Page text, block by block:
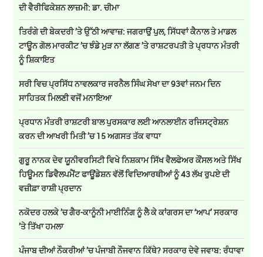
ਦੀ ਵੈਰੀਫਿਕੇਸ਼ਨ ਲਾਜ਼ਮੀ: ਡਾ. ਚੀਮਾ
ਤਿਰੰਗੇ ਦੀ ਬੇਕਦਰੀ ’ਤੇ ਉੱਠੀ ਆਵਾਜ਼: ਜਗਰਾਉਂ ਪੁਲ, ਸਿੱਧਵਾਂ ਕੈਨਾਲ ਤੇ ਮਾਡਲ
ਟਾਊਨ ਗੋਲ ਮਾਰਕੀਟ ’ਚ ਝੰਡੇ ਮੁੜ ਨਾ ਲੱਗਣ ’ਤੇ ਰਾਸ਼ਟਰਪਤੀ ਤੇ ਪ੍ਰਧਾਨ ਮੰਤਰੀ
ਨੂੰ ਸ਼ਿਕਾਇਤ
ਸਰੀ ਵਿਚ ਪ੍ਰਸਿੱਧ ਨਾਵਲਕਾਰ ਜਰਨੈਲ ਸਿੰਘ ਸੇਖਾ ਦਾ 93ਵਾਂ ਜਨਮ ਦਿਨ
ਸਾਹਿਤਕ ਮਿਲਣੀ ਵਜੋਂ ਮਨਾਇਆ
ਪ੍ਰਧਾਨ ਮੰਤਰੀ ਰਾਸ਼ਟਰੀ ਬਾਲ ਪੁਰਸਕਾਰ ਲਈ ਆਨਲਾਈਨ ਰਜਿਸਟ੍ਰੇਸ਼ਨ
ਕਰਨ ਦੀ ਆਖਰੀ ਮਿਤੀ ’ਚ 15 ਅਗਸਤ ਤੱਕ ਵਾਧਾ
ਗੁਰੂ ਨਾਨਕ ਦੇਵ ਯੂਨੀਵਰਸਿਟੀ ਵਿਖੇ ਨਿਸ਼ਕਾਮ ਸਿੱਖ ਵੈਲਫੇਅਰ ਕੌਂਸਲ ਅਤੇ ਸਿੱਖ
ਹਿਊਮਨ ਡਿਵੈਲਪਮੈਂਟ ਫਾਊਂਡੇਸ਼ਨ ਵੱਲੋਂ ਵਿਦਿਆਰਥੀਆਂ ਨੂੰ 43 ਲੱਖ ਰੁਪਏ ਦੀ
ਵਜ਼ੀਫ਼ਾ ਰਾਸ਼ੀ ਪ੍ਰਦਾਨ
ਨਕੋਦਰ ਹਲਕੇ ’ਚ ਗੈਰ-ਕਾਨੂੰਨੀ ਮਾਈਨਿੰਗ ਨੂੰ ਲੈ ਕੇ ਕਾਂਗਰਸ ਦਾ ‘ਆਪ’ ਸਰਕਾਰ
’ਤੇ ਤਿੱਖਾ ਹਮਲਾ
ਪੰਜਾਬ ਦੀਆਂ ਨੌਕਰੀਆਂ ’ਚ ਪੰਜਾਬੀ ਨੌਜਵਾਨ ਕਿੱਥੇ? ਸਰਕਾਰ ਦੇਵੇ ਜਵਾਬ: ਰੰਧਾਵਾ